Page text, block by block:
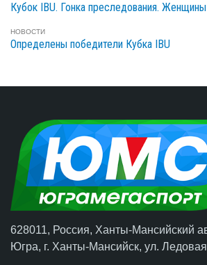
Кубок IBU. Гонка преследования. Женщины
НОВОСТИ
Определены победители Кубка IBU
628011, Россия, Ханты-Мансийский
Югра, г. Ханты-Мансийск, ул.